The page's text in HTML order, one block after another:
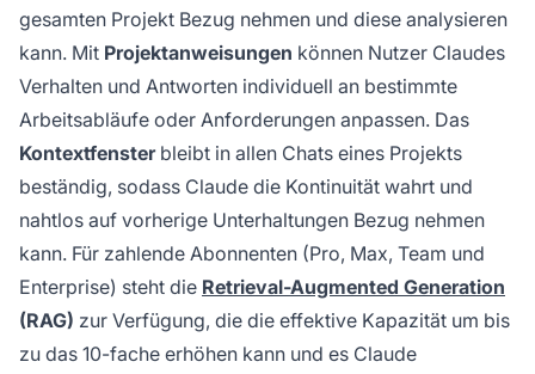
gesamten Projekt Bezug nehmen und diese analysieren
kann. Mit Projektanweisungen können Nutzer Claudes
Verhalten und Antworten individuell an bestimmte
Arbeitsabläufe oder Anforderungen anpassen. Das
Kontextfensterbleibt in allen Chats eines Projekts
beständig, sodass Claude die Kontinuität wahrt und
nahtlos auf vorherige Unterhaltungen Bezug nehmen
kann. Für zahlende Abonnenten (Pro, Max, Team und
Enterprise) steht die Retrieval-Augmented Generation
(RAG) zur Verfügung, die die effektive Kapazität um bis
zu das 10-fache erhöhen kann und es Claude